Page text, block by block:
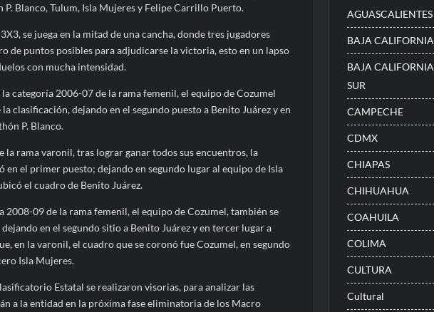
P. Blanco, Tulum, Isla Mujeres y Felipe Carrillo Puerto.
se juega en la mitad de una cancha, donde tres jugadores
de puntos posibles para adjudicarse la victoria, esto en un lapso
con mucha intensidad.
la categoría 2006-07 de la rama femenil, el equipo de Cozumel
clasificación, dejando en el segundo puesto a Benito Juárez y en
P. Blanco.
la rama varonil, tras lograr ganar todos sus encuentros, la
en el primer puesto; dejando en segundo lugar al equipo de Isla
el cuadro de Benito Juárez.
2008-09 de la rama femenil, el equipo de Cozumel, también se
en el segundo sitio a Benito Juárez y en tercer lugar a
en la varonil, el cuadro que se coronó fue Cozumel, en segundo
Isla Mujeres.
Estatal se realizaron visorias, para analizar las
a la entidad en la próxima fase eliminatoria de los Macro
AGUASCALIENTES
BAJA CALIFORNIA
BAJA CALIFORNIA
SUR
CAMPECHE
CDMX
CHIAPAS
CHIHUAHUA
COAHUILA
COLIMA
CULTURA
Cultural